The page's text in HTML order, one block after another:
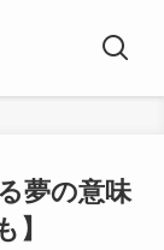
夢の意味
】